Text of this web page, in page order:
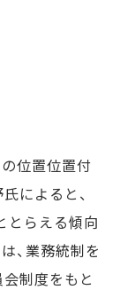
位置位置付
によると、
とらえる傾向
、業務統制を
制度をもと